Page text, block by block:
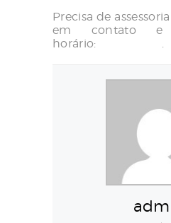
Precisa de
em contato e
horário:
.